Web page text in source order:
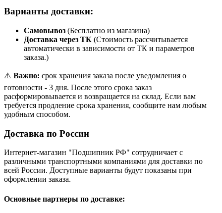
Варианты доставки:
Самовывоз (Бесплатно из магазина)
Доставка через ТК (Стоимость рассчитывается
автоматически в зависимости от ТК и параметров
заказа.)
⚠️ Важно: срок хранения заказа после уведомления о
готовности - 3 дня. После этого срока заказ
расформировывается и возвращается на склад. Если вам
требуется продление срока хранения, сообщите нам любым
удобным способом.
Доставка по России
Интернет-магазин "Подшипник РФ" сотрудничает с
различными транспортными компаниями для доставки по
всей России. Доступные варианты будут показаны при
оформлении заказа.
Основные партнеры по доставке: